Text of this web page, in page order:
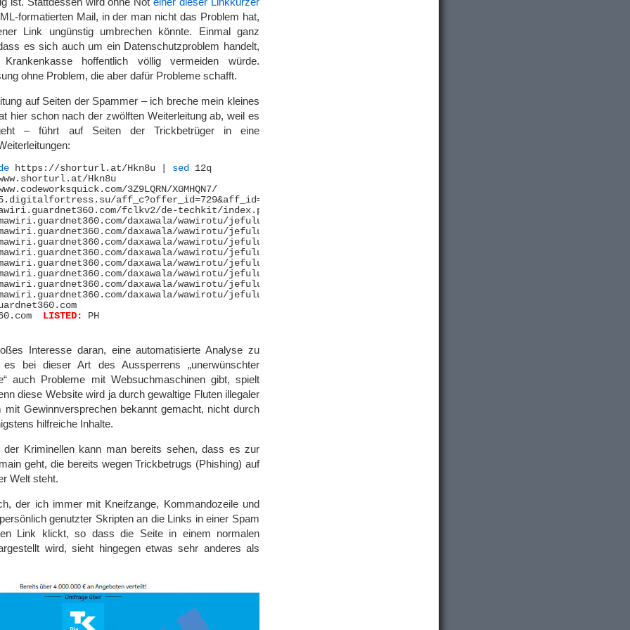
formatierten Mail, in der man nicht das Problem hat,
Link ungünstig umbrechen könnte. Einmal ganz
es sich auch um ein Datenschutzproblem handelt,
Krankenkasse hoffentlich völlig vermeiden würde.
ohne Problem, die aber dafür Probleme schafft.
auf Seiten der Spammer – ich breche mein kleines
hier schon nach der zwölften Weiterleitung ab, weil es
– führt auf Seiten der Trickbetrüger in eine
https://shorturl.at/Hkn8u | sed
12q
LISTED:
PH
Interesse daran, eine automatisierte Analyse zu
bei dieser Art des Aussperrens „unerwünschter
auch Probleme mit Websuchmaschinen gibt, spielt
diese Website wird ja durch gewaltige Fluten illegaler
mit Gewinnversprechen bekannt gemacht, nicht durch
hilfreiche Inhalte.
der Kriminellen kann man bereits sehen, dass es zur
geht, die bereits wegen Trickbetrugs (Phishing) auf
Welt steht.
der ich immer mit Kneifzange, Kommandozeile und
genutzter Skripten an die Links in einer Spam
Link klickt, so dass die Seite in einem normalen
wird, sieht hingegen etwas sehr anderes als